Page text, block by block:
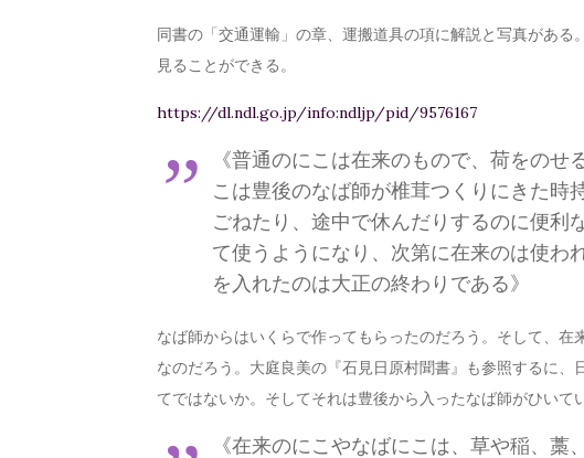
同書の「交通運輸」の章、運搬道具の項に解説と写真がある
見ることができる。
https://dl.ndl.go.jp/info:ndljp/pid/9576167
《普通のにこは在来のもので、荷をの
こは豊後のなば師が椎茸つくりにきた時
ごねたり、途中で休んだりするのに便利
て使うようになり、次第に在来のは使わ
を入れたのは大正の終わりである》
なば師からはいくらで作ってもらったのだろう。そして、
なのだろう。大庭良美の『石見日原村聞書』も参照するに
てではないか。そしてそれは豊後から入ったなば師がひいて
《在来のにこやなばにこは、草や稲、